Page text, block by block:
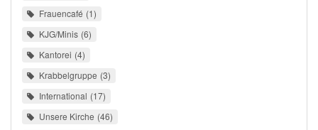
Frauencafé 1
KJG/Minis 6
Kantorei 4
Krabbelgruppe 3
International 17
Unsere Kirche 46